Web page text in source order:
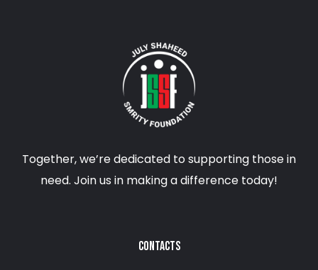
Together, we’re dedicated to supporting those in
need. Join us in making a difference today!
CONTACTS